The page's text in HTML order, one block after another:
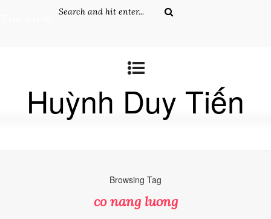
Huỳnh Duy Tiến
Browsing Tag
co nang luong